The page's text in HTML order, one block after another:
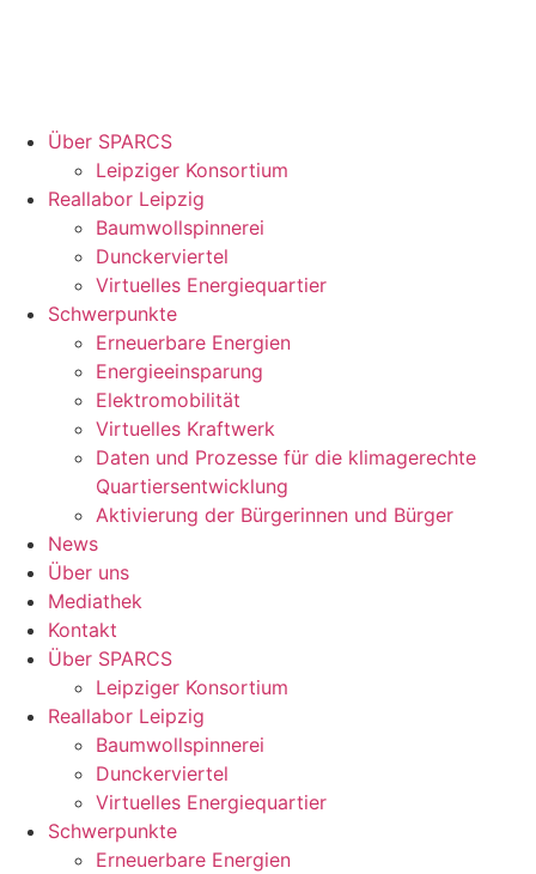
Über SPARCS
Leipziger Konsortium
Reallabor Leipzig
Baumwollspinnerei
Dunckerviertel
Virtuelles Energiequartier
Schwerpunkte
Erneuerbare Energien
Energieeinsparung
Elektromobilität
Virtuelles Kraftwerk
Daten und Prozesse für die klimagerechte
Quartiersentwicklung
Aktivierung der Bürgerinnen und Bürger
News
Über uns
Mediathek
Kontakt
Über SPARCS
Leipziger Konsortium
Reallabor Leipzig
Baumwollspinnerei
Dunckerviertel
Virtuelles Energiequartier
Schwerpunkte
Erneuerbare Energien